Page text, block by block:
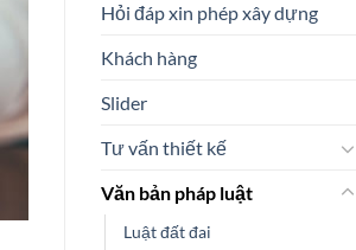
Hỏi đáp xin phép xây dựng
Khách hàng
Slider
Tư vấn thiết kế
Văn bản pháp luật
Luật đất đai